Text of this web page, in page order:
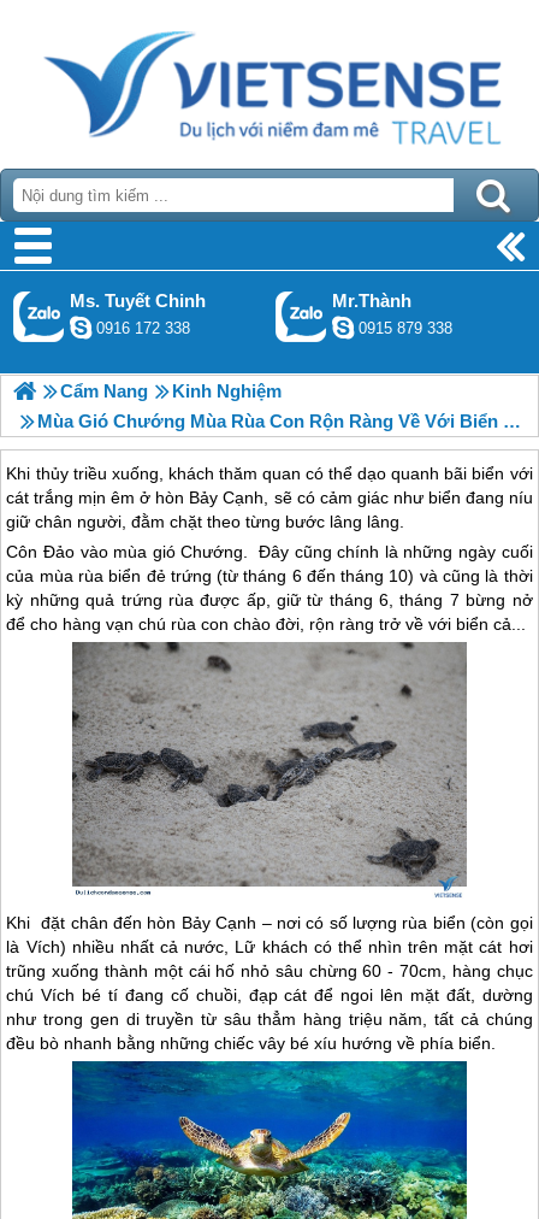
Ms. Tuyết Chinh
0916 172 338
Mr.Thành
0915 879 338
Cẩm Nang
Kinh Nghiệm
Mùa Gió Chướng Mùa Rùa Con Rộn Ràng Về Với Biển Ở Côn Đảo
Khi thủy triều xuống, khách thăm quan có thể dạo quanh bãi biển với
cát trắng mịn êm ở hòn Bảy Cạnh, sẽ có cảm giác như biển đang níu
giữ chân người, đằm chặt theo từng bước lâng lâng.
Côn Đảo vào mùa gió Chướng. Đây cũng chính là những ngày cuối
của mùa rùa biển đẻ trứng (từ tháng 6 đến tháng 10) và cũng là thời
kỳ những quả trứng rùa được ấp, giữ từ tháng 6, tháng 7 bừng nở
để cho hàng vạn chú rùa con chào đời, rộn ràng trở về với biển cả...
Khi đặt chân đến hòn Bảy Cạnh – nơi có số lượng rùa biển (còn gọi
là Vích) nhiều nhất cả nước, Lữ khách có thể nhìn trên mặt cát hơi
trũng xuống thành một cái hố nhỏ sâu chừng 60 - 70cm, hàng chục
chú Vích bé tí đang cố chuồi, đạp cát để ngoi lên mặt đất, dường
như trong gen di truyền từ sâu thẳm hàng triệu năm, tất cả chúng
đều bò nhanh bằng những chiếc vây bé xíu hướng về phía biển.